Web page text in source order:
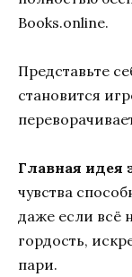
Books.online.
Представьте
становится
Главная идея
чувства
даже если всё
гордость,
пари.